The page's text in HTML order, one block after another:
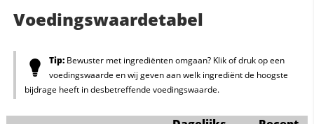
Voedingswaardetabel
Tip:Bewuster met ingrediënten omgaan? Klik of druk op een
voedingswaarde en wij geven aan welk ingrediënt de hoogste
bijdrage heeft in desbetreffende voedingswaarde.